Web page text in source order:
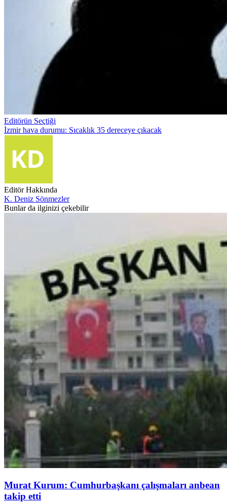
Editörün Seçtiği
İzmir hava durumu: Sıcaklık 35 dereceye çıkacak
Editör Hakkında
K. Deniz Sönmezler
Bunlar da ilginizi çekebilir
Murat Kurum: Cumhurbaşkanı çalışmaları anbean
takip etti